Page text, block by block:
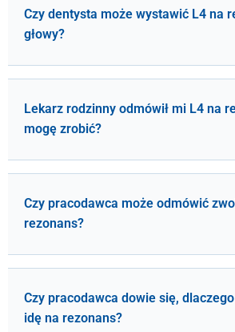
Czy dentysta może wystawić L4 na
głowy?
Lekarz rodzinny odmówił mi L4 na
mogę zrobić?
Czy pracodawca może odmówić
rezonans?
Czy pracodawca dowie się,
idę na rezonans?